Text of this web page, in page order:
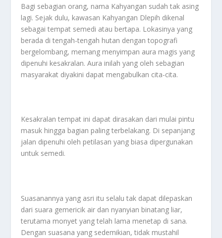
Bagi sebagian orang, nama Kahyangan sudah tak asing
lagi. Sejak dulu, kawasan Kahyangan Dlepih dikenal
sebagai tempat semedi atau bertapa. Lokasinya yang
berada di tengah-tengah hutan dengan topografi
bergelombang, memang menyimpan aura magis yang
dipenuhi kesakralan. Aura inilah yang oleh sebagian
masyarakat diyakini dapat mengabulkan cita-cita.
Kesakralan tempat ini dapat dirasakan dari mulai pintu
masuk hingga bagian paling terbelakang. Di sepanjang
jalan dipenuhi oleh petilasan yang biasa dipergunakan
untuk semedi.
Suasanannya yang asri itu selalu tak dapat dilepaskan
dari suara gemericik air dan nyanyian binatang liar,
terutama monyet yang telah lama menetap di sana.
Dengan suasana yang sedemikian, tidak mustahil